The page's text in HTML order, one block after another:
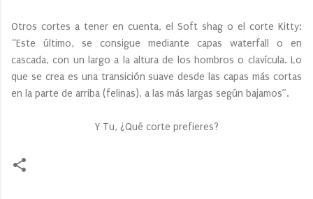
Otros cortes a tener en cuenta, el Soft shag o el corte Kitty:
“Este último, se consigue mediante capas waterfall o en
cascada, con un largo a la altura de los hombros o clavícula. Lo
que se crea es una transición suave desde las capas más cortas
en la parte de arriba (felinas), a las más largas según bajamos”.
Y Tu, ¿Qué corte prefieres?